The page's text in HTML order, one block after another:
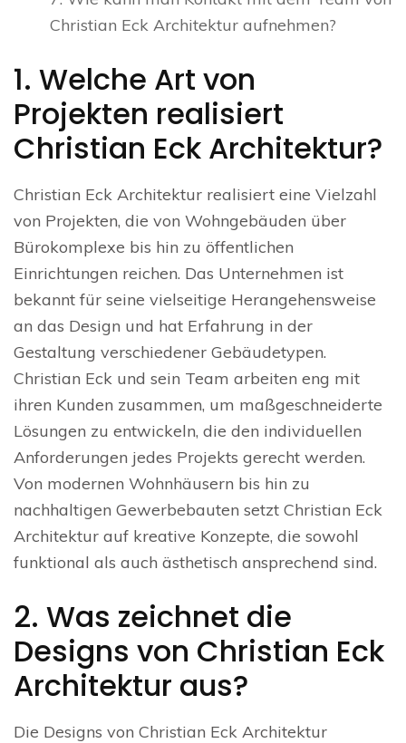
Christian Eck Architektur aufnehmen?
1. Welche Art von
Projekten realisiert
Christian Eck Architektur?
Christian Eck Architektur realisiert eine Vielzahl
von Projekten, die von Wohngebäuden über
Bürokomplexe bis hin zu öffentlichen
Einrichtungen reichen. Das Unternehmen ist
bekannt für seine vielseitige Herangehensweise
an das Design und hat Erfahrung in der
Gestaltung verschiedener Gebäudetypen.
Christian Eck und sein Team arbeiten eng mit
ihren Kunden zusammen, um maßgeschneiderte
Lösungen zu entwickeln, die den individuellen
Anforderungen jedes Projekts gerecht werden.
Von modernen Wohnhäusern bis hin zu
nachhaltigen Gewerbebauten setzt Christian Eck
Architektur auf kreative Konzepte, die sowohl
funktional als auch ästhetisch ansprechend sind.
2. Was zeichnet die
Designs von Christian Eck
Architektur aus?
Die Designs von Christian Eck Architektur